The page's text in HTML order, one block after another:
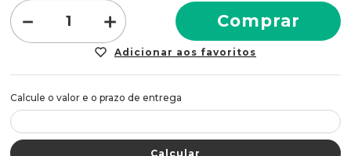
＋
－ Comprar